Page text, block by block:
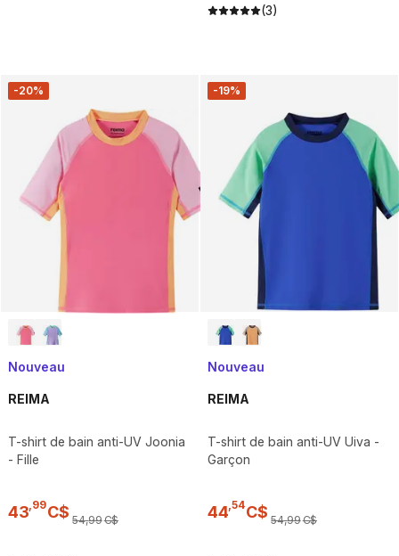
(3)
-20%
Nouveau
REIMA
T-shirt de bain anti-UV Joonia
- Fille
43,99C$ 54,99C$
-19%
Nouveau
REIMA
T-shirt de bain anti-UV Uiva -
Garçon
44,54C$ 54,99C$